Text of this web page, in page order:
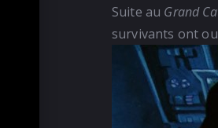
Suite au Grand
survivants ont